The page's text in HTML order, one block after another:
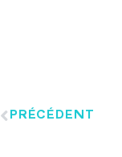
PRÉCÉDENT